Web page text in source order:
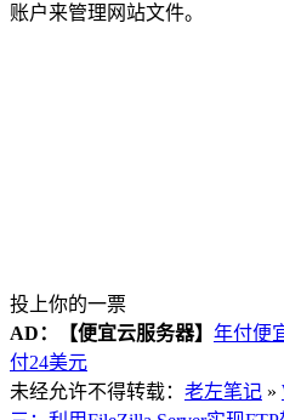
账户来管理网站文件。
投上你的一票
AD：
【便宜云服务器】 年付便
付24美元
未经允许不得转载： 老左笔记 »